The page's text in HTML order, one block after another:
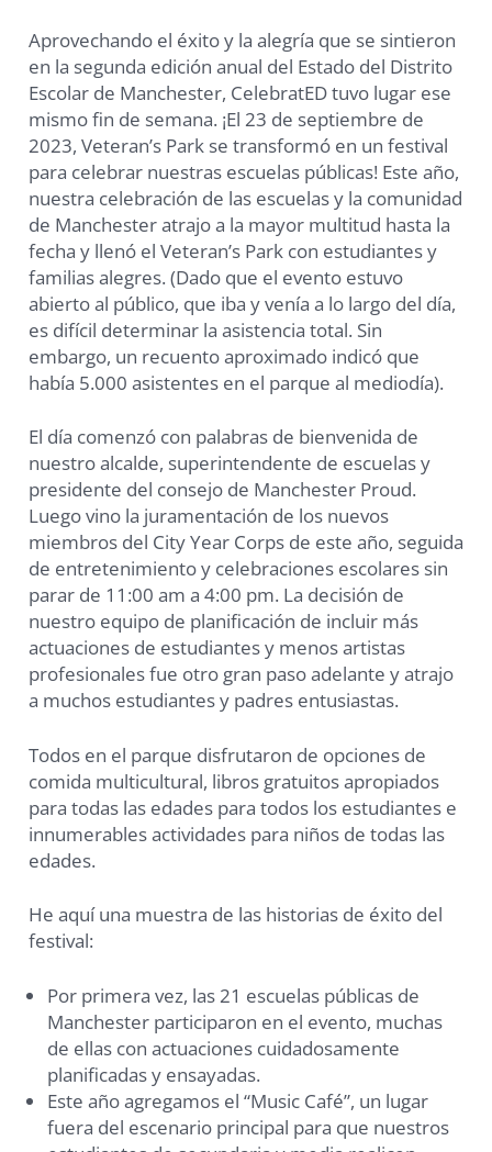
Aprovechando el éxito y la alegría que se sintieron
en la segunda edición anual del Estado del Distrito
Escolar de Manchester, CelebratED tuvo lugar ese
mismo fin de semana. ¡El 23 de septiembre de
2023, Veteran’s Park se transformó en un festival
para celebrar nuestras escuelas públicas! Este año,
nuestra celebración de las escuelas y la comunidad
de Manchester atrajo a la mayor multitud hasta la
fecha y llenó el Veteran’s Park con estudiantes y
familias alegres. (Dado que el evento estuvo
abierto al público, que iba y venía a lo largo del día,
es difícil determinar la asistencia total. Sin
embargo, un recuento aproximado indicó que
había 5.000 asistentes en el parque al mediodía).
El día comenzó con palabras de bienvenida de
nuestro alcalde, superintendente de escuelas y
presidente del consejo de Manchester Proud.
Luego vino la juramentación de los nuevos
miembros del City Year Corps de este año, seguida
de entretenimiento y celebraciones escolares sin
parar de 11:00 am a 4:00 pm. La decisión de
nuestro equipo de planificación de incluir más
actuaciones de estudiantes y menos artistas
profesionales fue otro gran paso adelante y atrajo
a muchos estudiantes y padres entusiastas.
Todos en el parque disfrutaron de opciones de
comida multicultural, libros gratuitos apropiados
para todas las edades para todos los estudiantes e
innumerables actividades para niños de todas las
edades.
He aquí una muestra de las historias de éxito del
festival:
Por primera vez, las 21 escuelas públicas de
Manchester participaron en el evento, muchas
de ellas con actuaciones cuidadosamente
planificadas y ensayadas.
Este año agregamos el “Music Café”, un lugar
fuera del escenario principal para que nuestros